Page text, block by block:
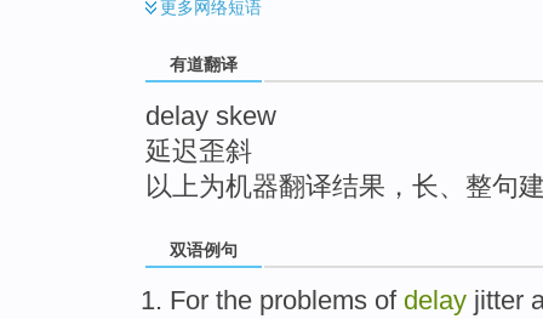
更多网络短语
有道翻译
delay skew
延迟歪斜
以上为机器翻译结果，长、整句
双语例句
For the problems of delay jitter